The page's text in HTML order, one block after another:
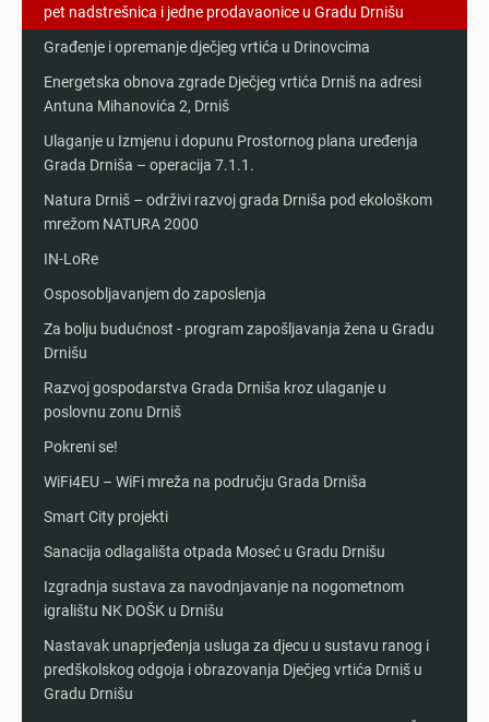
pet nadstrešnica i jedne prodavaonice u Gradu Drnišu
Građenje i opremanje dječjeg vrtića u Drinovcima
Energetska obnova zgrade Dječjeg vrtića Drniš na adresi
Antuna Mihanovića 2, Drniš
Ulaganje u Izmjenu i dopunu Prostornog plana uređenja
Grada Drniša – operacija 7.1.1.
Natura Drniš – održivi razvoj grada Drniša pod ekološkom
mrežom NATURA 2000
IN-LoRe
Osposobljavanjem do zaposlenja
Za bolju budućnost - program zapošljavanja žena u Gradu
Drnišu
Razvoj gospodarstva Grada Drniša kroz ulaganje u
poslovnu zonu Drniš
Pokreni se!
WiFi4EU – WiFi mreža na području Grada Drniša
Smart City projekti
Sanacija odlagališta otpada Moseć u Gradu Drnišu
Izgradnja sustava za navodnjavanje na nogometnom
igralištu NK DOŠK u Drnišu
Nastavak unaprjeđenja usluga za djecu u sustavu ranog i
predškolskog odgoja i obrazovanja Dječjeg vrtića Drniš u
Gradu Drnišu